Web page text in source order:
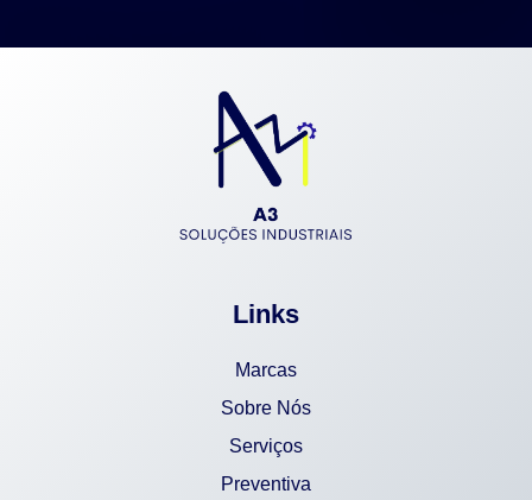
Links
Marcas
Sobre Nós
Serviços
Preventiva